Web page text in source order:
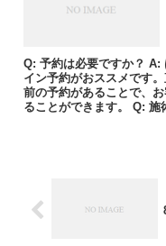
Q: 予約は必要ですか？ A:
イン予約がおススメです
前の予約があることで、
ることができます。 Q: 施